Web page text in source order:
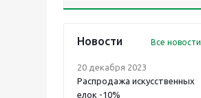
Новости Все новости
20 декабря 2023
Распродажа искусственных
елок -10%